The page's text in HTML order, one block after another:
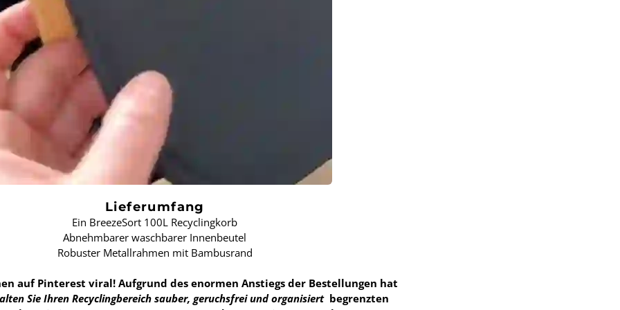
Lieferumfang
Ein BreezeSort 100L Recyclingkorb
Abnehmbarer waschbarer Innenbeutel
Robuster Metallrahmen mit Bambusrand
auf Pinterest viral! Aufgrund des enormen Anstiegs der Bestellungen hat
Sie Ihren Recyclingbereich sauber, geruchsfrei und organisiert begrenzten